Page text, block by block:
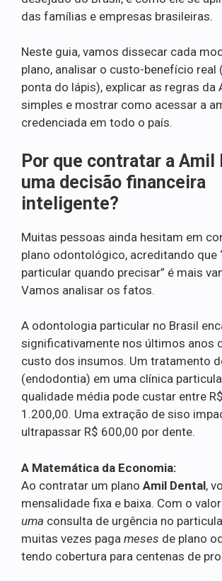
das famílias e empresas brasileiras.
Neste guia, vamos dissecar cada
plano, analisar o custo-benefício real
ponta do lápis), explicar as regras da
simples e mostrar como acessar a
credenciada em todo o país.
Por que contratar a Amil
uma decisão financeira
inteligente?
Muitas pessoas ainda hesitam em
plano odontológico, acreditando que
particular quando precisar” é mais
Vamos analisar os fatos.
A odontologia particular no Brasil
significativamente nos últimos anos
custo dos insumos. Um tratamento
(endodontia) em uma clínica
qualidade média pode custar entre
1.200,00. Uma extração de siso
ultrapassar R$ 600,00 por dente.
A Matemática da Economia:
Ao contratar um plano Amil Dental,
mensalidade fixa e baixa. Com o
uma consulta de urgência no
muitas vezes paga meses de plano
tendo cobertura para centenas de